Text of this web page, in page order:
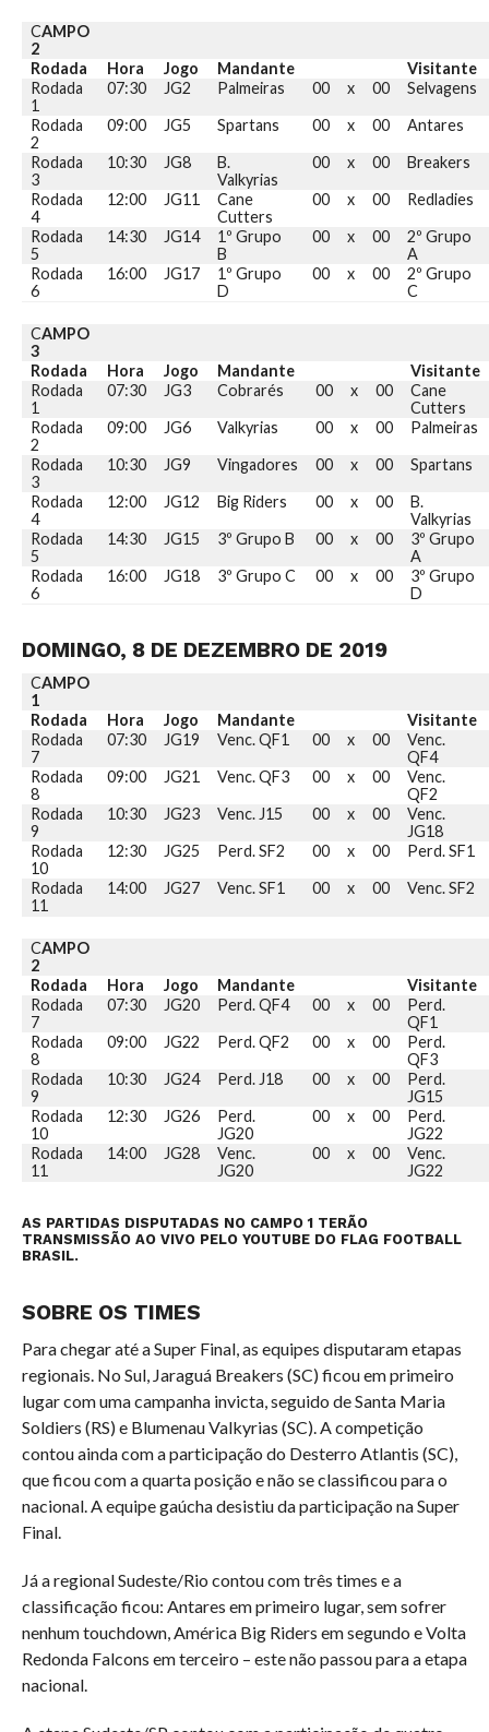
CAMPO
2
Rodada
Hora Jogo Mandante
Visitante
Rodada
1
07:30 JG2 Palmeiras 00 x 00
Selvagens
Rodada
2
09:00 JG5 Spartans 00 x 00
Antares
Rodada
3
10:30 JG8
B.
Valkyrias
00 x 00
Breakers
Rodada
4
12:00 JG11
Cane
Cutters
00 x 00
Redladies
Rodada
5
14:30 JG14
1º Grupo
B
00 x 00
2º Grupo
A
Rodada
6
16:00 JG17
1º Grupo
D
00 x 00
2º Grupo
C
CAMPO
3
Rodada
Hora Jogo Mandante
Visitante
Rodada
1
07:30 JG3 Cobrarés 00 x 00
Cane
Cutters
Rodada
2
09:00 JG6 Valkyrias 00 x 00
Palmeiras
Rodada
3
10:30 JG9 Vingadores 00 x 00
Spartans
Rodada
4
12:00 JG12 Big Riders 00 x 00
B.
Valkyrias
Rodada
5
14:30 JG15 3º Grupo B 00 x 00
3º Grupo
A
Rodada
6
16:00 JG18 3º Grupo C 00 x 00
3º Grupo
D
DOMINGO, 8 DE DEZEMBRO DE 2019
CAMPO
1
Rodada
Hora Jogo Mandante
Visitante
Rodada
7
07:30 JG19 Venc. QF1 00 x 00
Venc.
QF4
Rodada
8
09:00 JG21 Venc. QF3 00 x 00
Venc.
QF2
Rodada
9
10:30 JG23 Venc. J15 00 x 00
Venc.
JG18
Rodada
10
12:30 JG25 Perd. SF2 00 x 00
Perd. SF1
Rodada
11
14:00 JG27 Venc. SF1 00 x 00 Venc. SF2
CAMPO
2
Rodada
Hora Jogo Mandante
Visitante
Rodada
7
07:30 JG20 Perd. QF4 00 x 00
Perd.
QF1
Rodada
8
09:00 JG22 Perd. QF2 00 x 00
Perd.
QF3
Rodada
9
10:30 JG24 Perd. J18 00 x 00
Perd.
JG15
Rodada
10
12:30 JG26
Perd.
JG20
00 x 00
Perd.
JG22
Rodada
11
14:00 JG28
Venc.
JG20
00 x 00
Venc.
JG22
AS PARTIDAS DISPUTADAS NO CAMPO 1 TERÃO
TRANSMISSÃO AO VIVO PELO YOUTUBE DO FLAG FOOTBALL
BRASIL.
SOBRE OS TIMES
Para chegar até a Super Final, as equipes disputaram etapas
regionais. No Sul, Jaraguá Breakers (SC) ficou em primeiro
lugar com uma campanha invicta, seguido de Santa Maria
Soldiers (RS) e Blumenau Valkyrias (SC). A competição
contou ainda com a participação do Desterro Atlantis (SC),
que ficou com a quarta posição e não se classificou para o
nacional. A equipe gaúcha desistiu da participação na Super
Final.
Já a regional Sudeste/Rio contou com três times e a
classificação ficou: Antares em primeiro lugar, sem sofrer
nenhum touchdown, América Big Riders em segundo e Volta
Redonda Falcons em terceiro – este não passou para a etapa
nacional.